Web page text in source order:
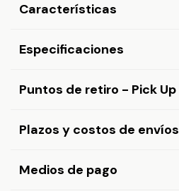
Características
Especificaciones
Puntos de retiro - Pick Up
Plazos y costos de envíos
Medios de pago